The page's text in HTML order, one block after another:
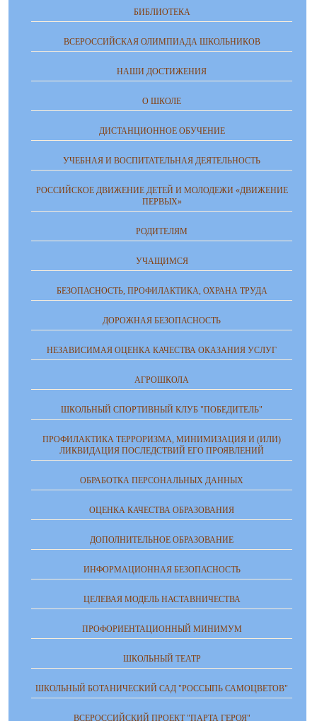
БИБЛИОТЕКА
ВСЕРОССИЙСКАЯ ОЛИМПИАДА ШКОЛЬНИКОВ
НАШИ ДОСТИЖЕНИЯ
О ШКОЛЕ
ДИСТАНЦИОННОЕ ОБУЧЕНИЕ
УЧЕБНАЯ И ВОСПИТАТЕЛЬНАЯ ДЕЯТЕЛЬНОСТЬ
РОССИЙСКОЕ ДВИЖЕНИЕ ДЕТЕЙ И МОЛОДЕЖИ «ДВИЖЕНИЕ
ПЕРВЫХ»
РОДИТЕЛЯМ
УЧАЩИМСЯ
БЕЗОПАСНОСТЬ, ПРОФИЛАКТИКА, ОХРАНА ТРУДА
ДОРОЖНАЯ БЕЗОПАСНОСТЬ
НЕЗАВИСИМАЯ ОЦЕНКА КАЧЕСТВА ОКАЗАНИЯ УСЛУГ
АГРОШКОЛА
ШКОЛЬНЫЙ СПОРТИВНЫЙ КЛУБ "ПОБЕДИТЕЛЬ"
ПРОФИЛАКТИКА ТЕРРОРИЗМА, МИНИМИЗАЦИЯ И (ИЛИ)
ЛИКВИДАЦИЯ ПОСЛЕДСТВИЙ ЕГО ПРОЯВЛЕНИЙ
ОБРАБОТКА ПЕРСОНАЛЬНЫХ ДАННЫХ
ОЦЕНКА КАЧЕСТВА ОБРАЗОВАНИЯ
ДОПОЛНИТЕЛЬНОЕ ОБРАЗОВАНИЕ
ИНФОРМАЦИОННАЯ БЕЗОПАСНОСТЬ
ЦЕЛЕВАЯ МОДЕЛЬ НАСТАВНИЧЕСТВА
ПРОФОРИЕНТАЦИОННЫЙ МИНИМУМ
ШКОЛЬНЫЙ ТЕАТР
ШКОЛЬНЫЙ БОТАНИЧЕСКИЙ САД "РОССЫПЬ САМОЦВЕТОВ"
ВСЕРОССИЙСКИЙ ПРОЕКТ "ПАРТА ГЕРОЯ"